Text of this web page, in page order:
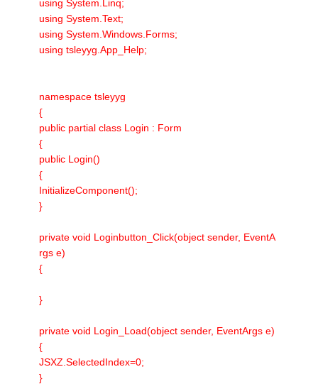
using System.Linq;
using System.Text;
using System.Windows.Forms;
using tsleyyg.App_Help;
namespace tsleyyg
{
public partial class Login : Form
{
public Login()
{
InitializeComponent();
}
private void Loginbutton_Click(object sender, EventA
rgs e)
{
}
private void Login_Load(object sender, EventArgs e)
{
JSXZ.SelectedIndex=0;
}